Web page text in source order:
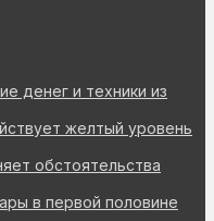
денег и техники из
желтый уровень
обстоятельства
в первой половине